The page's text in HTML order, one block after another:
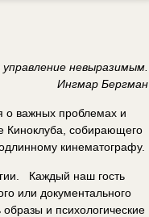
невыразимым.
Ингмар Бергман
о важных проблемах и
Киноклуба, собирающего
кинематографу.
Каждый наш гость
или документального
и психологические